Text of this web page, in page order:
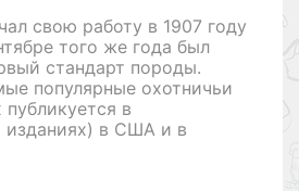
свою работу в 1907 году
того же года был
стандарт породы.
популярные охотничьи
в
изданиях) в США и в